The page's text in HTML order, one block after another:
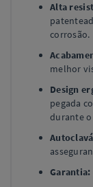
Alta
corrosão.
melhor
Design
pegada
durante
Garantia: